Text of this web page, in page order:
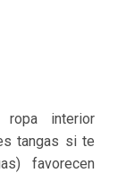
ropa interior
tangas si te
favorecen